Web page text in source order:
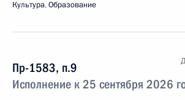
Культура,Образование
Пр-1583, п.9
Исполнение к 25 сентября 2026